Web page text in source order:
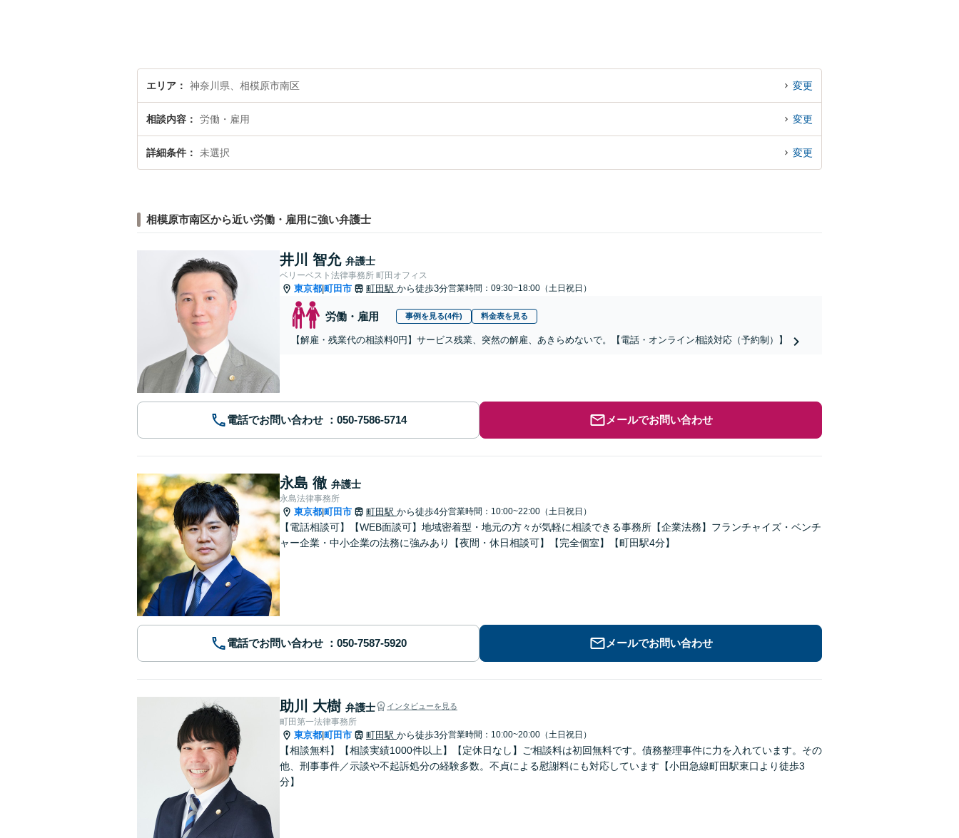
エリア 神奈川県、相模原市南区 変更
相談内容 労働・雇用 変更
詳細条件 未選択 変更
相模原市南区から近い労働・雇用に強い弁護士
井川 智允 弁護士
ベリーベスト法律事務所 町田オフィス
東京都 町田市 町田駅 から徒歩3分営業時間：09:30~18:00（土日祝日）
労働・雇用 事例を見る(4件) 料金表を見る
【解雇・残業代の相談料0円】サービス残業、突然の解雇、あきらめないで。【電話・オンライン相談対応（予約制）】
電話でお問い合わせ メールでお問い合わせ
永島 徹 弁護士
永島法律事務所
東京都 町田市 町田駅 から徒歩4分営業時間：10:00~22:00（土日祝日）
【電話相談可】【WEB面談可】地域密着型・地元の方々が気軽に相談できる事務所【企業法務】フランチャイズ・ベンチ
ャー企業・中小企業の法務に強みあり【夜間・休日相談可】【完全個室】【町田駅4分】
電話でお問い合わせ メールでお問い合わせ
助川 大樹 弁護士 インタビューを見る
町田第一法律事務所
東京都 町田市 町田駅 から徒歩3分営業時間：10:00~20:00（土日祝日）
【相談無料】【相談実績1000件以上】【定休日なし】ご相談料は初回無料です。債務整理事件に力を入れています。その
他、刑事事件／示談や不起訴処分の経験多数。不貞による慰謝料にも対応しています【小田急線町田駅東口より徒歩3
分】